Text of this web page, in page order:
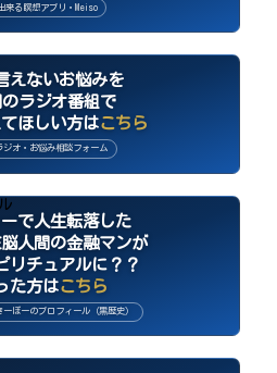
来る瞑想アプリ・Meiso
えないお悩みを
ラジオ番組で
ほしい方はこちら
ジオ・お悩み相談フォーム
で人生転落した
人間の金融マンが
リチュアルに？？
た方はこちら
ーぼーのプロフィール（黒歴史）